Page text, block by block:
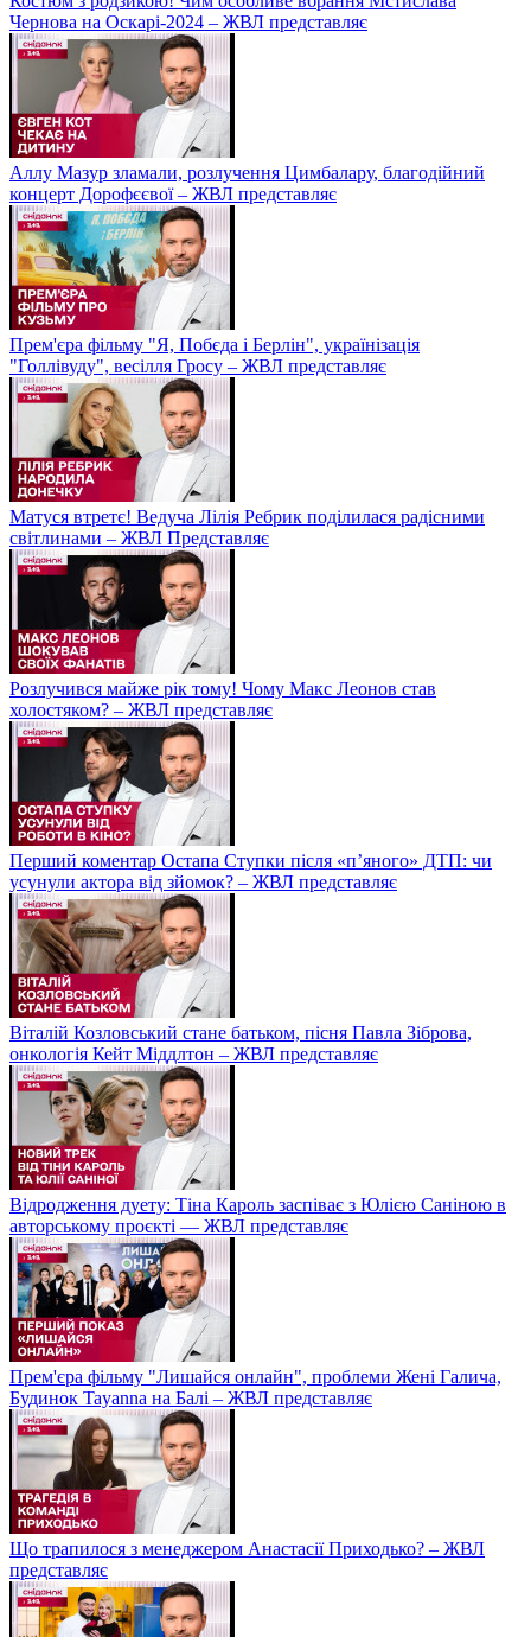
Чернова на Оскарі-2024 – ЖВЛ представляє
Аллу Мазур зламали, розлучення Цимбалару, благодійний
концерт Дорофєєвої – ЖВЛ представляє
Прем'єра фільму "Я, Побєда і Берлін", українізація
"Голлівуду", весілля Гросу – ЖВЛ представляє
Матуся втретє! Ведуча Лілія Ребрик поділилася радісними
світлинами – ЖВЛ Представляє
Розлучився майже рік тому! Чому Макс Леонов став
холостяком? – ЖВЛ представляє
Перший коментар Остапа Ступки після «п’яного» ДТП: чи
усунули актора від зйомок? – ЖВЛ представляє
Віталій Козловський стане батьком, пісня Павла Зіброва,
онкологія Кейт Міддлтон – ЖВЛ представляє
Відродження дуету: Тіна Кароль заспіває з Юлією Саніною в
авторському проєкті — ЖВЛ представляє
Прем'єра фільму "Лишайся онлайн", проблеми Жені Галича,
Будинок Tayanna на Балі – ЖВЛ представляє
Що трапилося з менеджером Анастасії Приходько? – ЖВЛ
представляє